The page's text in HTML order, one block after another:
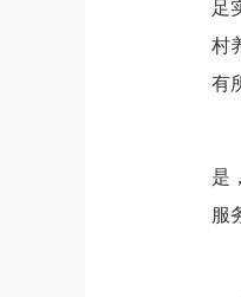
足
村
有
是
服